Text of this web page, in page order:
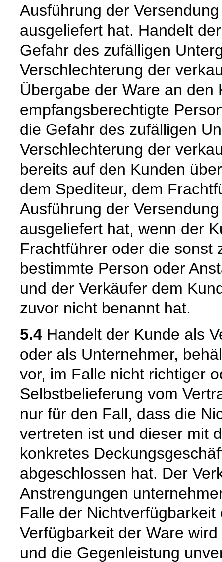
Ausführung der
ausgeliefert hat. Handelt
Gefahr des zufälligen
Verschlechterung der
Übergabe der Ware an den
empfangsberechtigte
die Gefahr des zufälligen
Verschlechterung der
bereits auf den Kunden
dem Spediteur, dem
Ausführung der
ausgeliefert hat, wenn der
Frachtführer oder die sonst
bestimmte Person oder
und der Verkäufer dem
zuvor nicht benannt hat.
5.4 Handelt der Kunde als
oder als Unternehmer,
vor, im Falle nicht richtiger
Selbstbelieferung vom
nur für den Fall, dass die
vertreten ist und dieser mit
konkretes
abgeschlossen hat. Der
Anstrengungen
Falle der
Verfügbarkeit der Ware
und die Gegenleistung